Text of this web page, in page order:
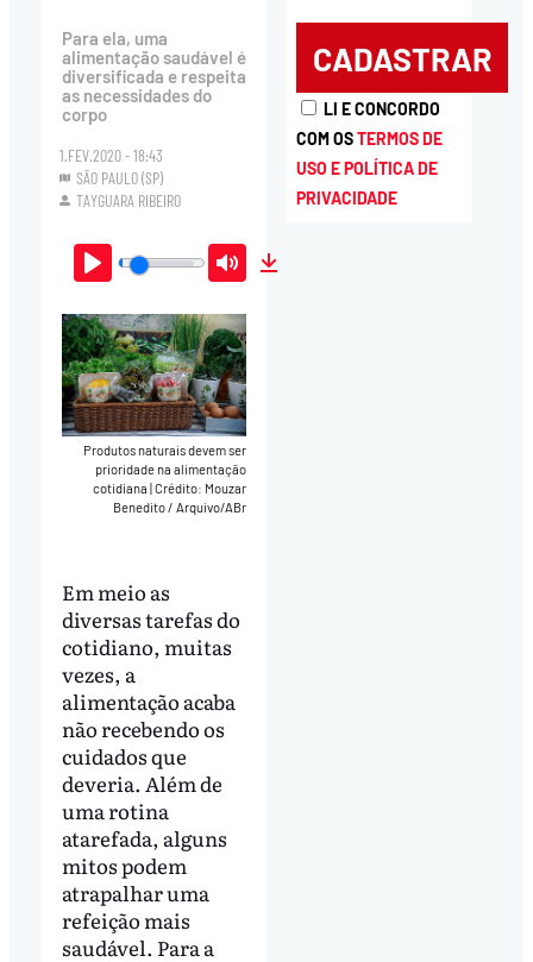
Para ela, uma
alimentação saudável é
diversificada e respeita
as necessidades do
corpo
1.FEV.2020 - 18:43
SÃO PAULO (SP)
TAYGUARA RIBEIRO
Play Mute
Produtos naturais devem ser
prioridade na alimentação
cotidiana Crédito: Mouzar
Benedito / Arquivo/ABr
Em meio as
diversas tarefas do
cotidiano, muitas
vezes, a
alimentação acaba
não recebendo os
cuidados que
deveria. Além de
uma rotina
atarefada, alguns
mitos podem
atrapalhar uma
refeição mais
saudável. Para a
LI E CONCORDO
COM OSTERMOS DE
USO E POLÍTICA DE
PRIVACIDADE